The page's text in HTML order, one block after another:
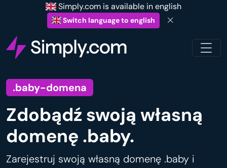
Simply.com is available in english
Switch language to english
.baby-domena
Zdobądź swoją własną
domenę .baby.
Zarejestruj swoją własną domenę .baby i